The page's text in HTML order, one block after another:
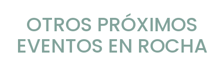
OTROS PRÓXIMOS
EVENTOS EN ROCHA